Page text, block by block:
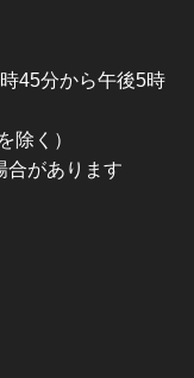
45分から午後5時
除く）
合があります